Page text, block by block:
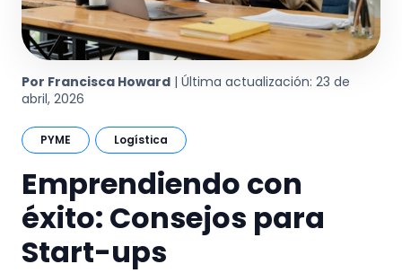
Por Francisca Howard | Última actualización: 23 de
abril, 2026
PYME Logística
Emprendiendo con
éxito: Consejos para
Start-ups